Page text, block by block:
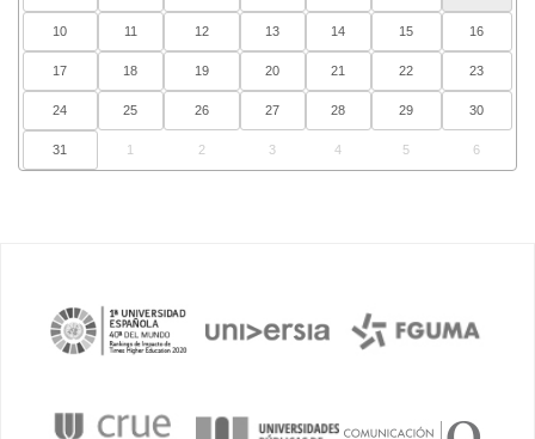
10 11 12 13 14 15 16
17 18 19 20 21 22 23
24 25 26 27 28 29 30
31 1 2 3 4 5 6